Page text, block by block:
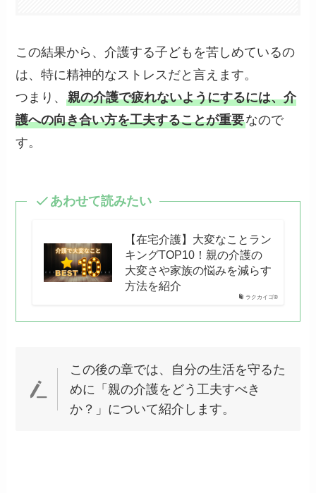
この結果から、介護する子どもを苦しめているの
は、特に精神的なストレスだと言えます。
つまり、親の介護で疲れないようにするには、介
護への向き合い方を工夫することが重要なので
す。
あわせて読みたい
ラクカイゴ®
【在宅介護】大変なことラン
キングTOP10！親の介護の
大変さや家族の悩みを減らす
方法を紹介
この後の章では、自分の生活を守るた
めに「親の介護をどう工夫すべき
か？」について紹介します。